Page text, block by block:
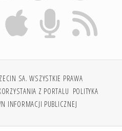
SA. WSZYSTKIE PRAWA
Z PORTALU POLITYKA
INFORMACJI PUBLICZNEJ